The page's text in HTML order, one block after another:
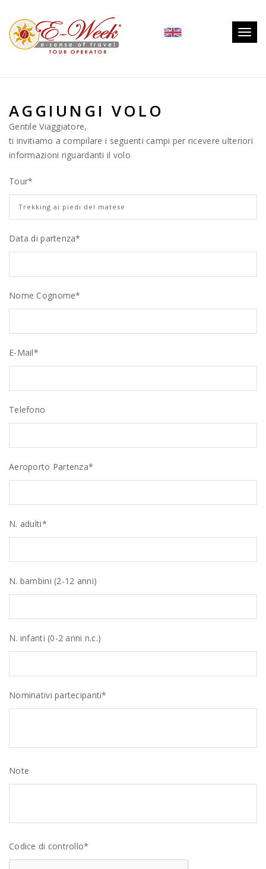
AGGIUNGI VOLO
Gentile Viaggiatore,
ti invitiamo a compilare i seguenti campi per ricevere ulteriori
informazioni riguardanti il volo
Tour*
Data di partenza*
Nome Cognome*
E-Mail*
Telefono
Aeroporto Partenza*
N. adulti*
N. bambini (2-12 anni)
N. infanti (0-2 anni n.c.)
Nominativi partecipanti*
Note
Codice di controllo*